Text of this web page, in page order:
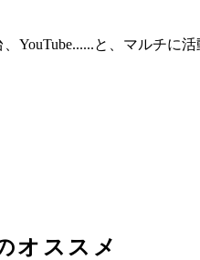
と、マルチに
オススメ